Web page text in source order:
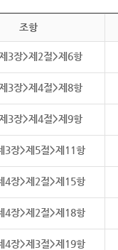
조항
3장>제2절>제6항
3장>제4절>제8항
3장>제4절>제9항
3장>제5절>제11항
4장>제2절>제15항
4장>제2절>제18항
4장>제3절>제19항